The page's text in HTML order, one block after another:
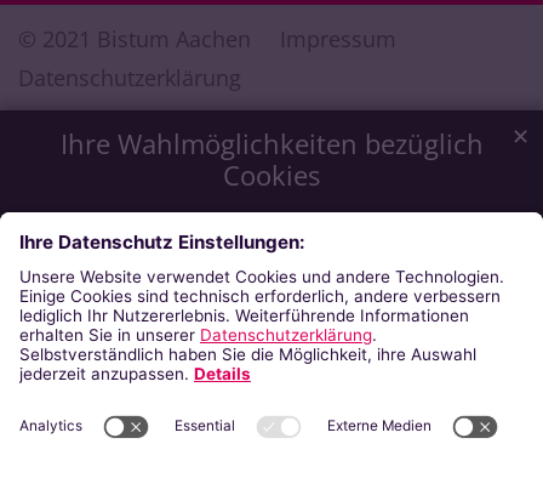
Ihre Wahlmöglichkeiten bezüglich
Cookies
Wir möchten Ihnen ein optimales Webseiten-Erlebnis zu
bieten. Dazu verwenden wir Cookies, die für das
Funktionieren unserer Website notwendig sind. Mit Ihrer
Zustimmung verwenden wir auch Cookies, die zur Anzeige
externer Inhalte oder zu anonymen Statistikzwecken genutzt
werden. Sie können selbst entscheiden, welche Kategorien
Sie zulassen möchten. Bitte beachten Sie, dass auf Basis Ihrer
Einstellungen womöglich nicht mehr alle Funktionalitäten der
in unsererDatenschutzerklärung .
✕
© 2021 Bistum Aachen
Impressum
Datenschutzerklärung